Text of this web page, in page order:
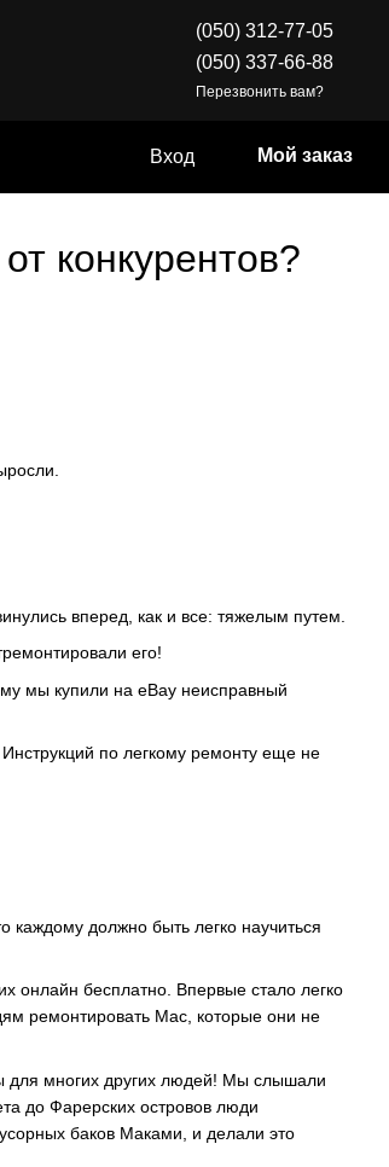
(050) 312-77-05
(050) 337-66-88
Перезвонить вам?
Вход Мой заказ
конкурентов?
вперед, как и все: тяжелым путем.
его!
мы купили на eBay неисправный
по легкому ремонту еще не
каждому должно быть легко научиться
онлайн бесплатно. Впервые стало легко
ремонтировать Mac, которые они не
для многих других людей! Мы слышали
до Фарерских островов люди
баков Маками, и делали это